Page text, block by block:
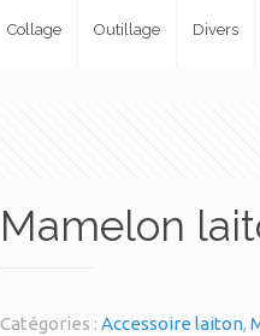
Collage Outillage Divers
Mamelon
Catégories :Accessoire laiton,